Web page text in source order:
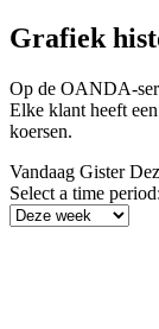
Grafiek
Op de OANDA-
Elke klant heeft
koersen.
Vandaag Gister
Select a time period: